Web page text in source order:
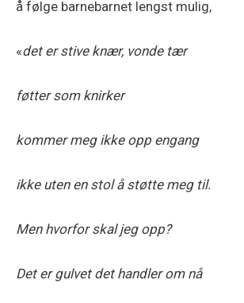
å følge barnebarnet lengst mulig,
«det er stive knær, vonde tær
føtter som knirker
kommer meg ikke opp engang
ikke uten en stol å støtte meg til.
Men hvorfor skal jeg opp?
Det er gulvet det handler om nå